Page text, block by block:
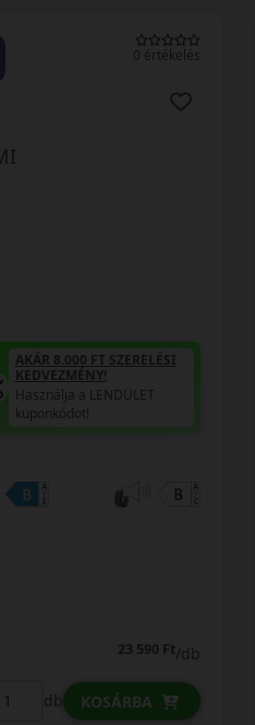
0 értékelés
AKÁR 8.000 FT SZERELÉSI
KEDVEZMÉNY!
Használja a LENDÜLET
kuponkódot!
23 590 Ft/db
db KOSÁRBA